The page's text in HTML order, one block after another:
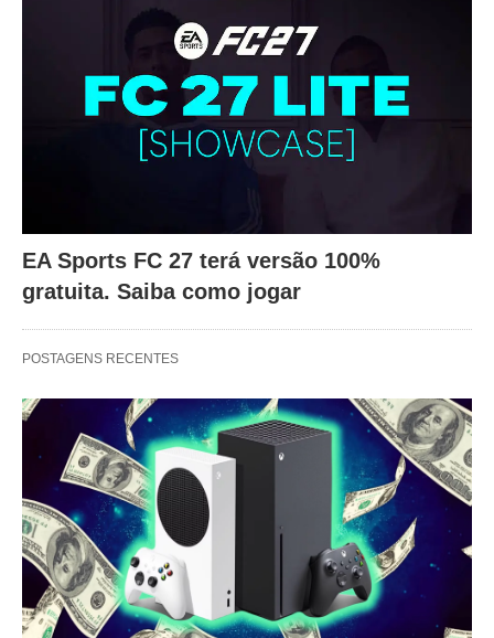
EA Sports FC 27 terá versão 100%
gratuita. Saiba como jogar
POSTAGENS RECENTES